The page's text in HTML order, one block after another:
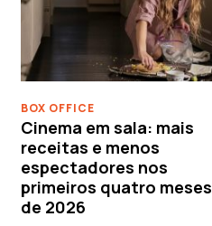
BOX OFFICE
Cinema em sala: mais
receitas e menos
espectadores nos
primeiros quatro meses
de 2026